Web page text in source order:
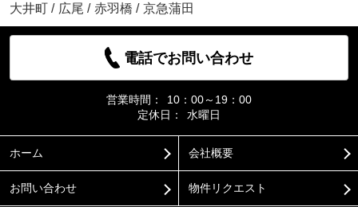
大井町 / 広尾 / 赤羽橋 / 京急蒲田
電話でお問い合わせ
営業時間：
10：00～19：00
定休日：
水曜日
ホーム 会社概要
お問い合わせ 物件リクエスト